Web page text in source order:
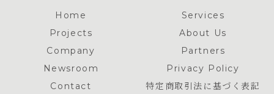
Home
Services
Projects
About Us
Company
Partners
Newsroom
Privacy Policy
Contact
特定商取引法に基づく表記